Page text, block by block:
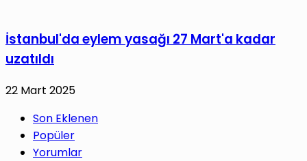
İstanbul'da eylem yasağı 27 Mart'a kadar
uzatıldı
22 Mart 2025
Son Eklenen
Popüler
Yorumlar